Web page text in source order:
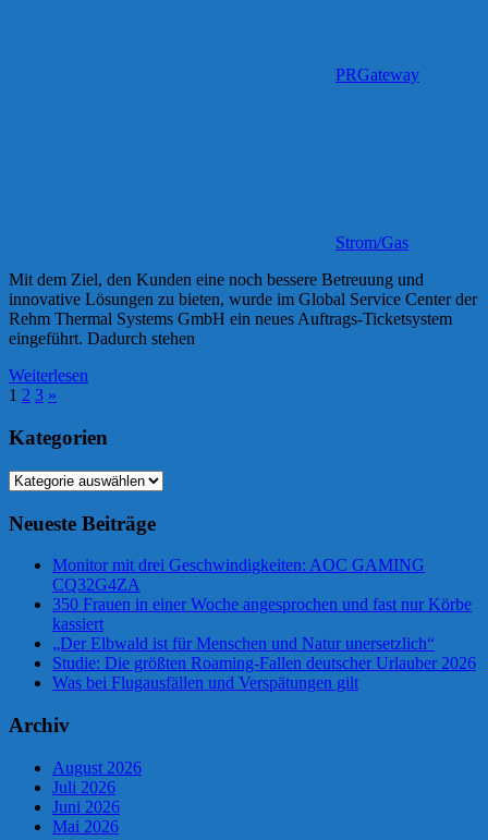
PRGateway
Strom/Gas
Mit dem Ziel, den Kunden eine noch bessere Betreuung und
innovative Lösungen zu bieten, wurde im Global Service Center der
Rehm Thermal Systems GmbH ein neues Auftrags-Ticketsystem
eingeführt. Dadurch stehen
Weiterlesen
Seitennummerierung
der
Beiträge
1 2 3 Nächste
»
Kategorien
Kategorien
Neueste Beiträge
Monitor mit drei Geschwindigkeiten: AOC GAMING
CQ32G4ZA
350 Frauen in einer Woche angesprochen und fast nur Körbe
kassiert
„Der Elbwald ist für Menschen und Natur unersetzlich“
Studie: Die größten Roaming-Fallen deutscher Urlauber 2026
Was bei Flugausfällen und Verspätungen gilt
Archiv
August 2026
Juli 2026
Juni 2026
Mai 2026